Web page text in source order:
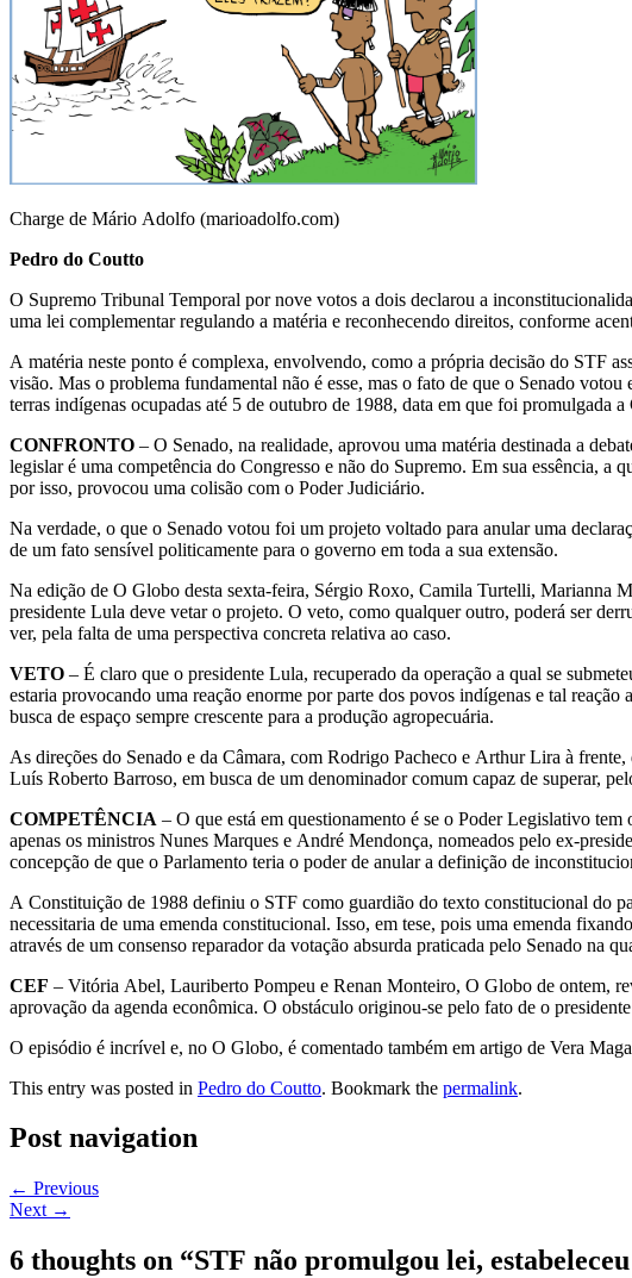
Charge de Mário Adolfo (marioadolfo.com)
Pedro do Coutto
O Supremo Tribunal Temporal por nove votos a dois declarou a
uma lei complementar regulando a matéria e reconhecendo direitos, conforme
A matéria neste ponto é complexa, envolvendo, como a própria decisão do STF
visão. Mas o problema fundamental não é esse, mas o fato de que o Senado
terras indígenas ocupadas até 5 de outubro de 1988, data em que foi promulgada
CONFRONTO – O Senado, na realidade, aprovou uma matéria destinada a
legislar é uma competência do Congresso e não do Supremo. Em sua essência, a
por isso, provocou uma colisão com o Poder Judiciário.
Na verdade, o que o Senado votou foi um projeto voltado para anular uma
de um fato sensível politicamente para o governo em toda a sua extensão.
Na edição de O Globo desta sexta-feira, Sérgio Roxo, Camila Turtelli, Marianna
presidente Lula deve vetar o projeto. O veto, como qualquer outro, poderá ser
ver, pela falta de uma perspectiva concreta relativa ao caso.
VETO – É claro que o presidente Lula, recuperado da operação a qual se
estaria provocando uma reação enorme por parte dos povos indígenas e tal
busca de espaço sempre crescente para a produção agropecuária.
As direções do Senado e da Câmara, com Rodrigo Pacheco e Arthur Lira à
Luís Roberto Barroso, em busca de um denominador comum capaz de superar,
COMPETÊNCIA – O que está em questionamento é se o Poder Legislativo
apenas os ministros Nunes Marques e André Mendonça, nomeados pelo ex-
concepção de que o Parlamento teria o poder de anular a definição de
A Constituição de 1988 definiu o STF como guardião do texto constitucional do
necessitaria de uma emenda constitucional. Isso, em tese, pois uma emenda
através de um consenso reparador da votação absurda praticada pelo Senado na
CEF – Vitória Abel, Lauriberto Pompeu e Renan Monteiro, O Globo de ontem,
aprovação da agenda econômica. O obstáculo originou-se pelo fato de o
O episódio é incrível e, no O Globo, é comentado também em artigo de Vera
This entry was posted in Pedro do Coutto. Bookmark the permalink.
Post navigation
← Previous
Next →
6 thoughts on “STF não promulgou lei,